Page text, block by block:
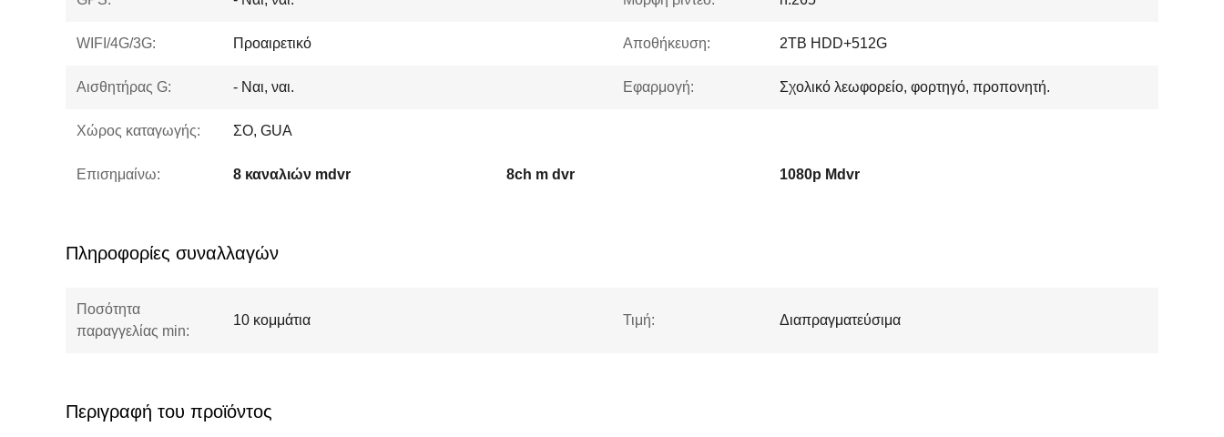
WIFI/4G/3G: Προαιρετικό Αποθήκευση: 2TB HDD+512G
Αισθητήρας G: - Ναι, ναι. Εφαρμογή: Σχολικό λεωφορείο, φορτηγό, προπονητή.
Χώρος καταγωγής: ΣΟ, GUA
Επισημαίνω: 8 καναλιών mdvr 8ch m dvr 1080p Mdvr
Πληροφορίες συναλλαγών
Ποσότητα
παραγγελίας min:
10 κομμάτια Τιμή: Διαπραγματεύσιμα
Περιγραφή του προϊόντος